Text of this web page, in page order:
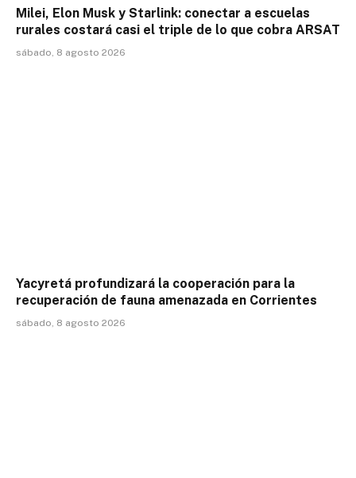
Milei, Elon Musk y Starlink: conectar a escuelas
rurales costará casi el triple de lo que cobra ARSAT
sábado, 8 agosto 2026
Yacyretá profundizará la cooperación para la
recuperación de fauna amenazada en Corrientes
sábado, 8 agosto 2026